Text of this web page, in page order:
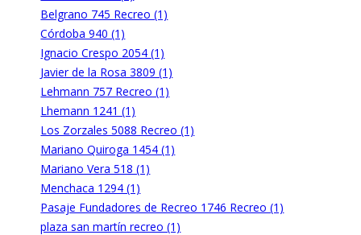
Belgrano 745 Recreo (1)
Córdoba 940 (1)
Ignacio Crespo 2054 (1)
Javier de la Rosa 3809 (1)
Lehmann 757 Recreo (1)
Lhemann 1241 (1)
Los Zorzales 5088 Recreo (1)
Mariano Quiroga 1454 (1)
Mariano Vera 518 (1)
Menchaca 1294 (1)
Pasaje Fundadores de Recreo 1746 Recreo (1)
plaza san martín recreo (1)